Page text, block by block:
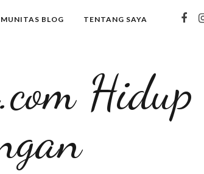
BLOG TENTANG SAYA
Hidup